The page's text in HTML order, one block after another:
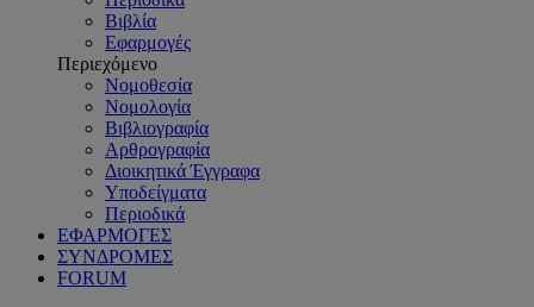
Βιβλία
Εφαρμογές
Περιεχόμενο
Νομοθεσία
Νομολογία
Βιβλιογραφία
Αρθρογραφία
Διοικητικά Έγγραφα
Υποδείγματα
Περιοδικά
ΕΦΑΡΜΟΓΕΣ
ΣΥΝΔΡΟΜΕΣ
FORUM